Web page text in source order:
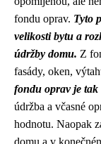
fondu oprav. Tyto
velikosti bytu a
údržby domu. Z
fasády, oken,
fondu oprav je tak
údržba a včasné
hodnotu. Naopak
domu a v